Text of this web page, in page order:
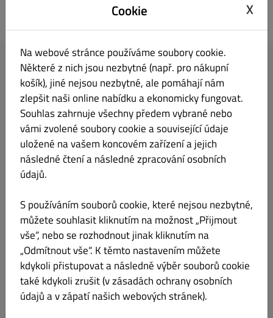
Tvoje objednávka
Přidej do košíku položky nabídky.
Vaše IP adresa (216.73.216.222) byla zaznamenána pro účely prevence
podvodů.
Cookie X
Na webové stránce používáme soubory cookie.
Některé z nich jsou nezbytné (např. pro nákupní
košík), jiné nejsou nezbytné, ale pomáhají nám
zlepšit naši online nabídku a ekonomicky fungovat.
Souhlas zahrnuje všechny předem vybrané nebo
vámi zvolené soubory cookie a související údaje
uložené na vašem koncovém zařízení a jejich
následné čtení a následné zpracování osobních
údajů.
S používáním souborů cookie, které nejsou nezbytné,
můžete souhlasit kliknutím na možnost „Přijmout
vše“, nebo se rozhodnout jinak kliknutím na
„Odmítnout vše“. K těmto nastavením můžete
kdykoli přistupovat a následně výběr souborů cookie
také kdykoli zrušit (v zásadách ochrany osobních
údajů a v zápatí našich webových stránek).